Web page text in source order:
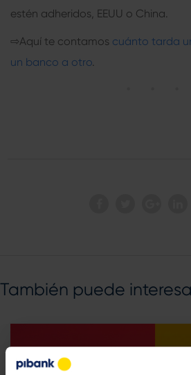
estén adheridos, EEUU o China.
⇨Aquí te contamos cuánto tarda
un banco a otro
También puede